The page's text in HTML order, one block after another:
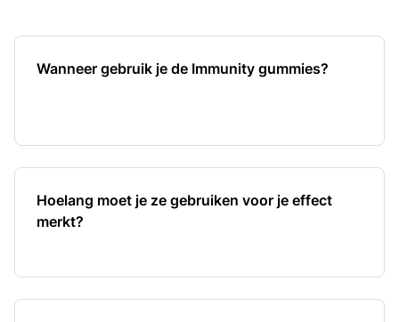
Wanneer gebruik je de Immunity gummies?
Hoelang moet je ze gebruiken voor je effect
merkt?